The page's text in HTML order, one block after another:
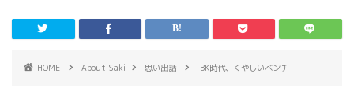
HOME About Saki 思い出話 BK時代、くやしいベンチ